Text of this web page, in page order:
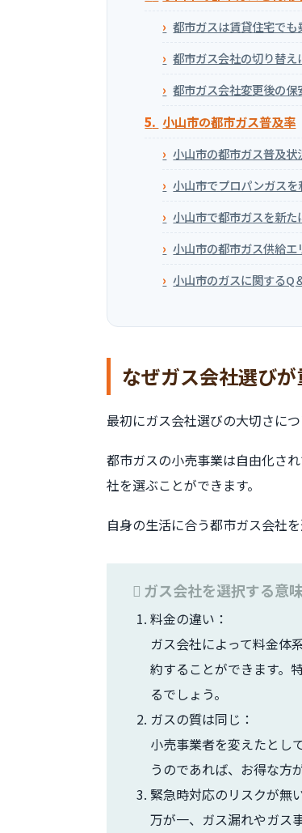
都市ガスは賃貸住宅でも
都市ガス会社の切り替え
都市ガス会社変更後の保
小山市の都市ガス普及率
小山市の都市ガス普及状
小山市でプロパンガス
小山市で都市ガスを新た
小山市の都市ガス供給エ
小山市のガスに関するQ
なぜガス会社選びが
最初にガス会社選びの大切さに
都市ガスの小売事業は自由化さ
社を選ぶことができます。
自身の生活に合う都市ガス会社
ガス会社を選択する意
料金の違い：
ガス会社によって料金体
約することができます。
るでしょう。
ガスの質は同じ：
小売事業者を変えたとし
うのであれば、お得な方
緊急時対応のリスクが無
万が一、ガス漏れやガス